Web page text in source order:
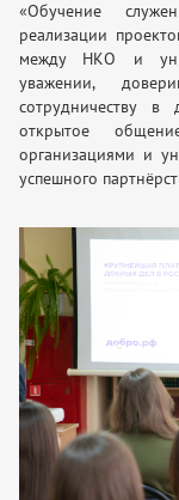
«Обучение
реализации
между НКО и
уважении,
сотрудничеству
открытое
организациями и
успешного